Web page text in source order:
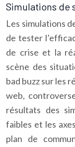
Simulations de
Les simulations
de tester
de crise et la
scène des
bad buzz sur les
web,
résultats des
faibles et les
plan de